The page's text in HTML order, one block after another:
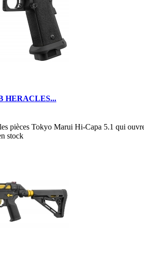
HERACLES...
pièces Tokyo Marui Hi-Capa 5.1 qui
stock